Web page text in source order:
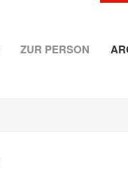
ZUR PERSON